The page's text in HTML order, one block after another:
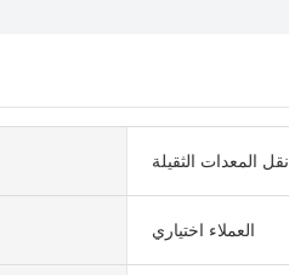
نقل المعدات الثقيلة
العملاء اختياري